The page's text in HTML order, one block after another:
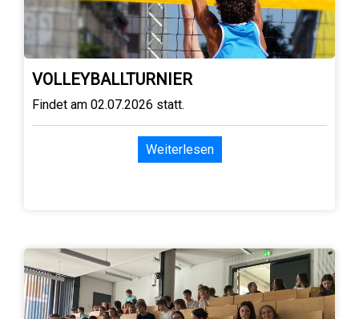
VOLLEYBALLTURNIER
Findet am 02.07.2026 statt.
Weiterlesen